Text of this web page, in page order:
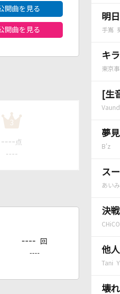
明
手嶌
キ
東京
[生
夢
B'z
ス
あい
決
他
Tani
壊
開曲を見る
開曲を見る
3
---- 点
----
---- 回
----